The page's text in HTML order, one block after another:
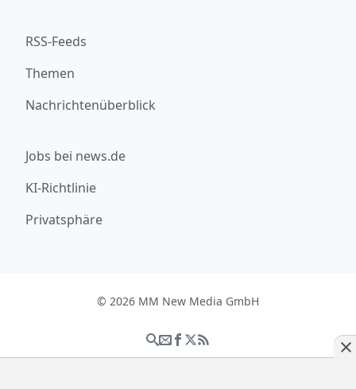
RSS-Feeds
Themen
Nachrichtenüberblick
Jobs bei news.de
KI-Richtlinie
Privatsphäre
© 2026 MM New Media GmbH